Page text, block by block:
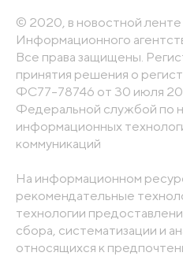
© 2020, в новостной
Информационного
Все права защищены.
принятия решения о
ФС77-78746 от 30 июля
Федеральной службой по
информационных
коммуникаций
На информационном
рекомендательные
технологии
сбора, систематизации и
относящихся к